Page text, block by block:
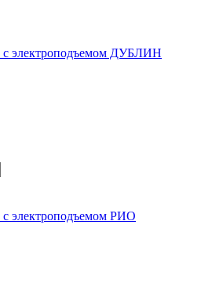
с электроподъемом ДУБЛИН
электроподъемом РИО